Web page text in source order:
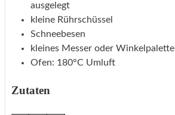
ausgelegt
kleine Rührschüssel
Schneebesen
kleines Messer oder Winkelpalette
Ofen: 180°C Umluft
Zutaten